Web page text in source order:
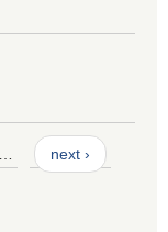
next ›